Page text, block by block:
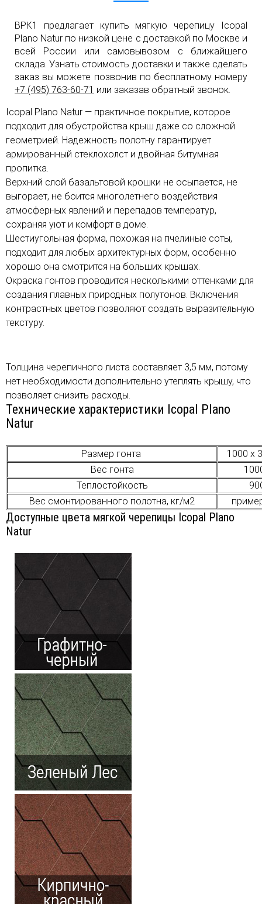
ВРК1 предлагает купить мягкую черепицу Icopal
Plano Natur по низкой цене с доставкой по Москве и
всей России или самовывозом с ближайшего
склада. Узнать стоимость доставки и также сделать
заказ вы можете позвонив по бесплатному номеру
+7 (495) 763-60-71 или заказав обратный звонок.
Icopal Plano Natur — практичное покрытие, которое
подходит для обустройства крыш даже со сложной
геометрией. Надежность полотну гарантирует
армированный стеклохолст и двойная битумная
пропитка.
Верхний слой базальтовой крошки не осыпается, не
выгорает, не боится многолетнего воздействия
атмосферных явлений и перепадов температур,
сохраняя уют и комфорт в доме.
Шестиугольная форма, похожая на пчелиные соты,
подходит для любых архитектурных форм, особенно
хорошо она смотрится на больших крышах.
Окраска гонтов проводится несколькими оттенками для
создания плавных природных полутонов. Включения
контрастных цветов позволяют создать выразительную
текстуру.
Толщина черепичного листа составляет 3,5 мм, потому
нет необходимости дополнительно утеплять крышу, что
позволяет снизить расходы.
Технические характеристики Icopal Plano
Natur
Размер гонта
1000 х
Вес гонта
Теплостойкость
Вес смонтированного полотна, кг/м2
Доступные цвета мягкой черепицы Icopal Plano
Natur